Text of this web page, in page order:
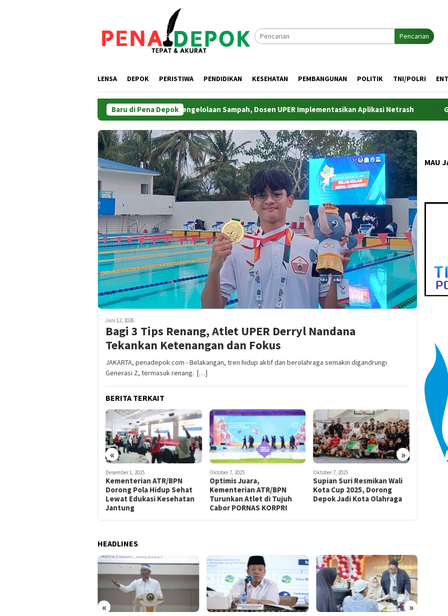
Pencarian
LENSA DEPOK PERISTIWA PENDIDIKAN KESEHATAN PEMBANGUNAN POLITIK TNI/POLRI
Baru di Pena Depok
Efisiensikan Pengelolaan Sampah, Dosen UPER Implementasikan Aplikasi Netrash Gandeng KPK
Juni 12, 2026
Bagi 3 Tips Renang, Atlet UPER Derryl Nandana
Tekankan Ketenangan dan Fokus
JAKARTA, penadepok.com - Belakangan, tren hidup aktif dan berolahraga semakin digandrungi
Generasi Z, termasuk renang. […]
BERITA TERKAIT
« »
Desember 1, 2025
Kementerian ATR/BPN
Dorong Pola Hidup Sehat
Lewat Edukasi Kesehatan
Jantung
Oktober 7, 2025
Optimis Juara,
Kementerian ATR/BPN
Turunkan Atlet di Tujuh
Cabor PORNAS KORPRI
Oktober 7, 2025
Supian Suri Resmikan Wali
Kota Cup 2025, Dorong
Depok Jadi Kota Olahraga
September
Asasta
HEADLINES
« »
MAU